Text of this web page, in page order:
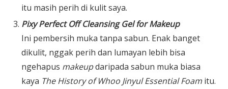
itu masih perih di kulit saya.
Pixy Perfect Off Cleansing Gel for Makeup
Ini pembersih muka tanpa sabun. Enak banget
dikulit, nggak perih dan lumayan lebih bisa
ngehapus makeupdaripada sabun muka biasa
kaya The History of Whoo Jinyul Essential Foam itu.